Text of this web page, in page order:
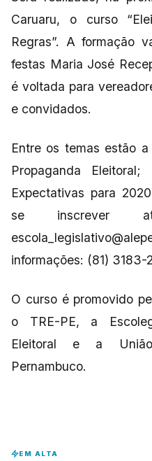
Caruaru, o curso
Regras”. A formação
festas Maria José
é voltada para
e convidados.
Entre os temas estão
Propaganda
Expectativas para
se inscrever
informações: (81) 3183-
O curso é promovido
o TRE-PE, a
Eleitoral e a
Pernambuco.
EM ALTA